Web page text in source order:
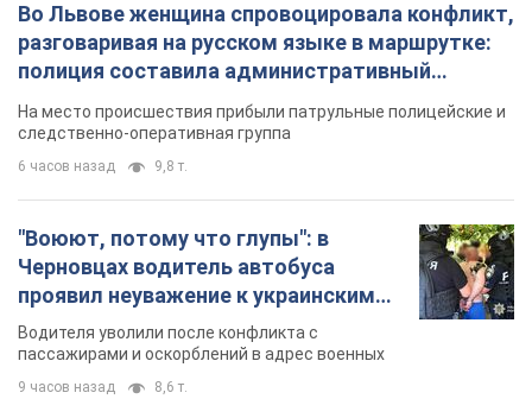
Во Львове женщина спровоцировала конфликт,
разговаривая на русском языке в маршрутке:
полиция составила административный
протокол. Видео
На место происшествия прибыли патрульные полицейские и
следственно-оперативная группа
6 часов назад 9,8 т.
"Воюют, потому что глупы": в
Черновцах водитель автобуса
проявил неуважение к украинским
военным и поплатился за это.
Видео
Водителя уволили после конфликта с
пассажирами и оскорблений в адрес военных
9 часов назад 8,6 т.